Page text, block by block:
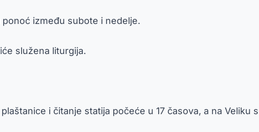
između subote i nedelje.
služena liturgija.
i čitanje statija počeće u 17 časova, a na Veliku